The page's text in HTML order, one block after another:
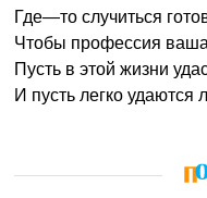
Где—то случиться
Чтобы профессия
Пусть в этой жизни
И пусть легко удаются